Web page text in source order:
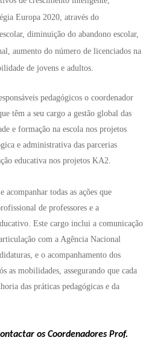
Europa 2020, através do
diminuição do abandono escolar,
aumento do número de licenciados na
de jovens e adultos.
pedagógicos o coordenador
têm a seu cargo a gestão global das
e formação na escola nos projetos
e administrativa das parcerias
educativa nos projetos KA2.
acompanhar todas as ações que
de professores e a
Este cargo inclui a comunicação
com a Agência Nacional
e o acompanhamento dos
as mobilidades, assegurando que cada
das práticas pedagógicas e da
os Coordenadores Prof.